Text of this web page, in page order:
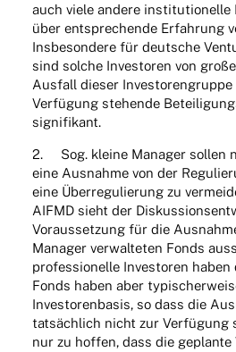
auch viele andere insti­tu­tio­nelle
über entspre­chende Erfah­rung
Insbe­son­dere für deut­sche
sind solche Inves­to­ren von
Ausfall dieser
Verfü­gung stehende
signifikant.
2. Sog. kleine Mana­ger sollen
eine Ausnahme von der
eine Über­re­gu­lie­rung zu
AIFMD sieht der
Voraus­set­zung für die
Mana­ger verwal­te­ten Fonds
profes­sio­nelle Inves­to­ren haben
Fonds haben aber
Inves­to­ren­ba­sis, so dass die
tatsäch­lich nicht zur Verfü­gung
nur zu hoffen, dass die geplante